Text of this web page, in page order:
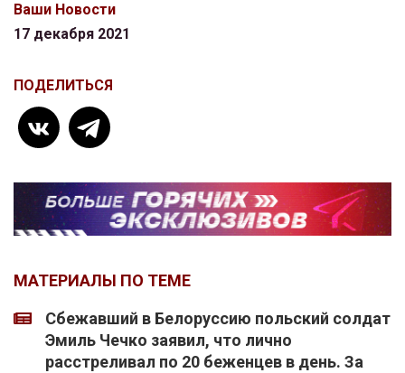
Ваши Новости
17 декабря 2021
ПОДЕЛИТЬСЯ
МАТЕРИАЛЫ ПО ТЕМЕ
Сбежавший в Белоруссию польский солдат
Эмиль Чечко заявил, что лично
расстреливал по 20 беженцев в день. За